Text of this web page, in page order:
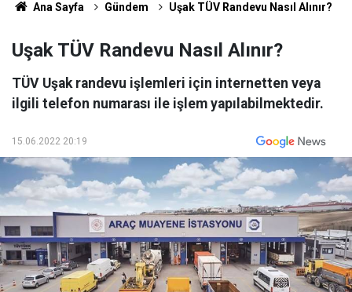
Ana Sayfa Gündem Uşak TÜV Randevu Nasıl Alınır?
Uşak TÜV Randevu Nasıl Alınır?
TÜV Uşak randevu işlemleri için internetten veya
ilgili telefon numarası ile işlem yapılabilmektedir.
15.06.2022 20:19